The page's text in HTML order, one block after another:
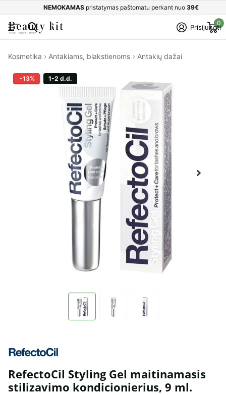
NEMOKAMAS pristatymas paštomatu perkant nuo 39€
Prisijungti
0
Kosmetika › Antakiams, blakstienoms › Antakių dažai
-13% 1-2 d.d.
RefectoCil Styling Gel maitinamasis
stilizavimo kondicionierius, 9 ml.